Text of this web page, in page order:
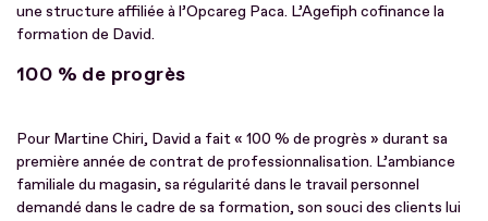
une structure affiliée à l’Opcareg Paca. L’Agefiph cofinance la
formation de David.
100 % de progrès
Pour Martine Chiri, David a fait « 100 % de progrès » durant sa
première année de contrat de professionnalisation. L’ambiance
familiale du magasin, sa régularité dans le travail personnel
demandé dans le cadre de sa formation, son souci des clients lui